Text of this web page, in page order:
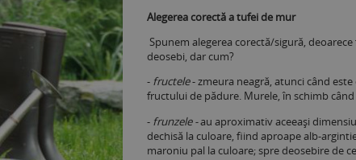
Alegerea corectă a tufei de mur
Spunem alegerea corectă/sigură,
deosebi, dar cum?
- fructele- zmeura neagră, atunci când
fructului de pădure. Murele, în schimb
- frunzele -au aproximativ aceeași
dechisă la culoare, fiind aproape alb-
maroniu pal la culoare; spre deosebire de